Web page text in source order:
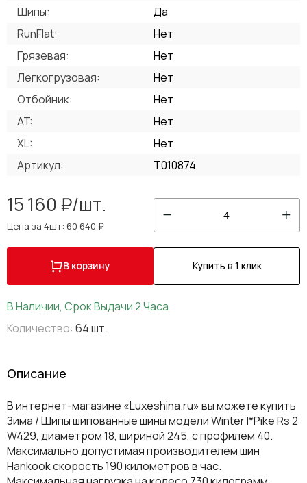
15 160 ₽/шт.
Цена за 4шт: 60 640 ₽
4
В корзину Купить в 1 клик
В Наличии, Срок Выдачи 2 Часа
Количество: 64 шт.
Шипы:
Да
RunFlat:
Нет
Грязевая:
Нет
Легкогрузовая:
Нет
Отбойник:
Нет
AT:
Нет
XL:
Нет
Артикул:
T010874
Описание
В интернет-магазине «Luxeshina.ru» вы можете купить
Зима / Шипы шипованные шины модели Winter I*Pike Rs 2
W429, диаметром 18, шириной 245, с профилем 40.
Максимально допустимая производителем шин
Hankook скорость 190 километров в час.